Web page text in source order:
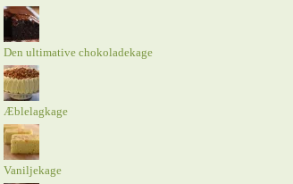
Den ultimative chokoladekage
Æblelagkage
Vaniljekage